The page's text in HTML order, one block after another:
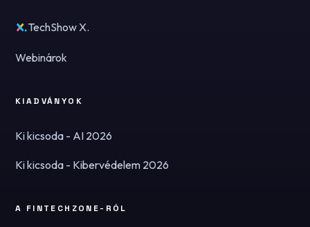
TechShow X.
Webinárok
KIADVÁNYOK
Ki kicsoda - AI 2026
Ki kicsoda - Kibervédelem 2026
A FINTECHZONE-RÓL